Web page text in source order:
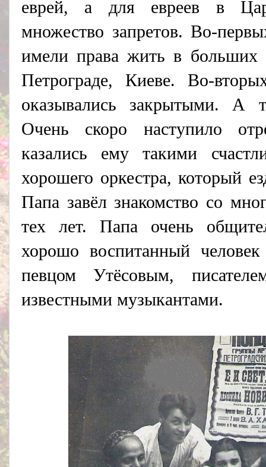
еврей, а для евреев в
множество запретов. Во-
имели права жить в больших
Петрограде, Киеве. Во-
оказывались закрытыми. А
Очень скоро наступило
казались ему такими
хорошего оркестра, который
Папа завёл знакомство со
тех лет. Папа очень
хорошо воспитанный
певцом Утёсовым,
известными музыкантами.